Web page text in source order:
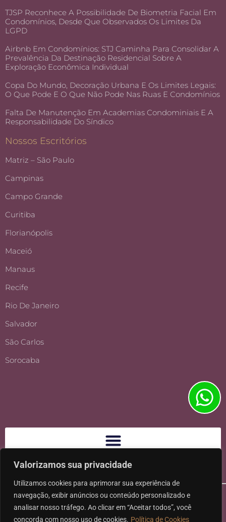
Valorizamos sua privacidade
Utilizamos cookies para aprimorar sua experiência de
navegação, exibir anúncios ou conteúdo personalizado e
analisar nosso tráfego. Ao clicar em “Aceitar todos”, você
concorda com nosso uso de cookies. Política de Cookies
TJSP Reconhece A Possibilidade De Biometria Facial Em
Condomínios, Desde Que Observados Os Limites Da
LGPD
Airbnb Em Condomínios: STJ Caminha Para Consolidar A
Prevalência Da Destinação Residencial Sobre A
Exploração Econômica Individual
Copa Do Mundo, Decoração Urbana E Os Limites Legais:
O Que Pode E O Que Não Pode Nas Ruas E Condomínios
Falta De Manutenção Em Academias Condominiais E A
Responsabilidade Do Síndico
Nossos Escritórios
Matriz – São Paulo
Campinas
Campo Grande
Curitiba
Florianópolis
Maceió
Manaus
Recife
Rio De Janeiro
Salvador
São Carlos
Sorocaba